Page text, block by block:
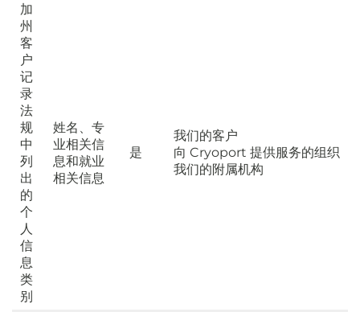
加
州
客
户
记
录
法
规
中
列
出
的
个
人
信
息
类
别
姓名、专
业相关信
息和就业
相关信息
是
我们的客户
向 Cryoport 提供服务的组织
我们的附属机构